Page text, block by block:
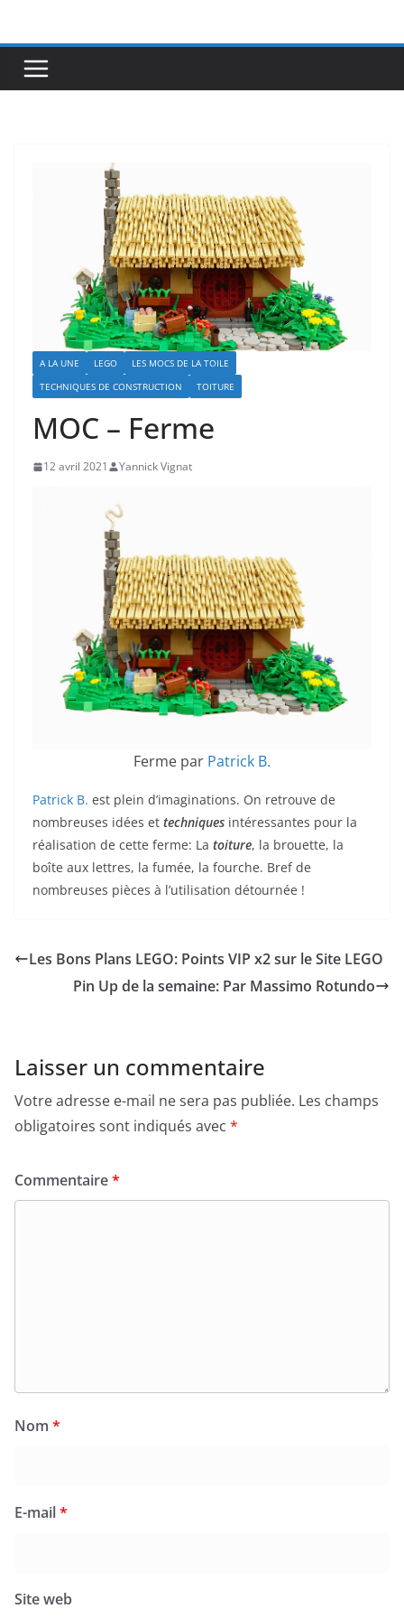
contenu
A LA UNE LEGO
LES MOCS DE LA TOILE
TECHNIQUES DE CONSTRUCTION
TOITURE
MOC – Ferme
12 avril 2021 Yannick Vignat
Ferme par Patrick B.
Patrick B. est plein d’imaginations. On retrouve de
nombreuses idées et techniques intéressantes pour la
réalisation de cette ferme: La toiture, la brouette, la
boîte aux lettres, la fumée, la fourche. Bref de
nombreuses pièces à l’utilisation détournée !
Les Bons Plans LEGO: Points VIP x2 sur le Site LEGO
Pin Up de la semaine: Par Massimo Rotundo
Laisser un commentaire
Votre adresse e-mail ne sera pas publiée. Les champs
obligatoires sont indiqués avec *
Commentaire*
Nom *
E-mail*
Site web